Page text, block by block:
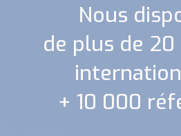
Nous
de plus de
+ 10 000